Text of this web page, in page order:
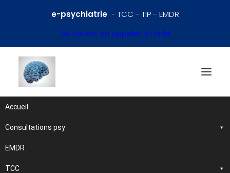
e-psychiatrie- TCC - TIP - EMDR
Situations où appeler à l’aide
Accueil
Consultations psy
EMDR
TCC
et santé mentale